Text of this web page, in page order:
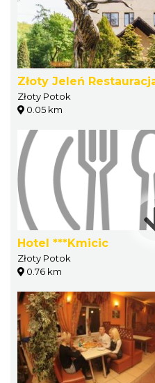
Złoty Jeleń
Złoty Potok
0.05 km
Hotel ***Kmicic
Złoty Potok
0.76 km